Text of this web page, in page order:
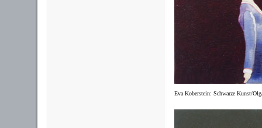
Eva Koberstein: Schwarze Kunst/